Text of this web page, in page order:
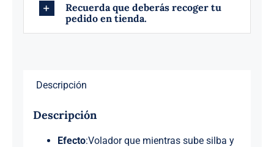
Recuerda que deberás recoger tu
pedido en tienda.
Descripción
Descripción
Efecto:Volador que mientras sube silba y